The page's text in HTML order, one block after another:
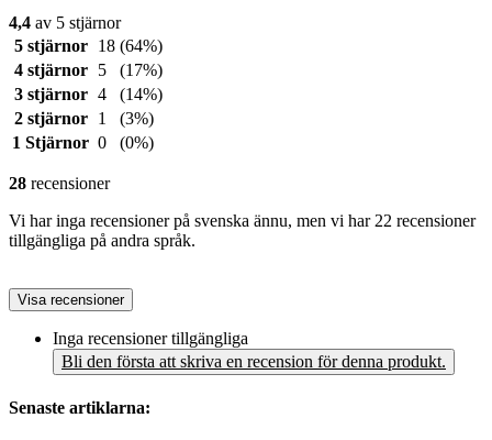
4,4 av 5 stjärnor
5 stjärnor
18 (64%)
4 stjärnor
5
(17%)
3 stjärnor 4
(14%)
2 stjärnor
1
(3%)
1 Stjärnor 0 (0%)
28 recensioner
Vi har inga recensioner på svenska ännu, men vi har 22 recensioner
tillgängliga på andra språk.
Visa recensioner
Inga recensioner tillgängliga
Bli den första att skriva en recension för denna produkt.
Senaste artiklarna: